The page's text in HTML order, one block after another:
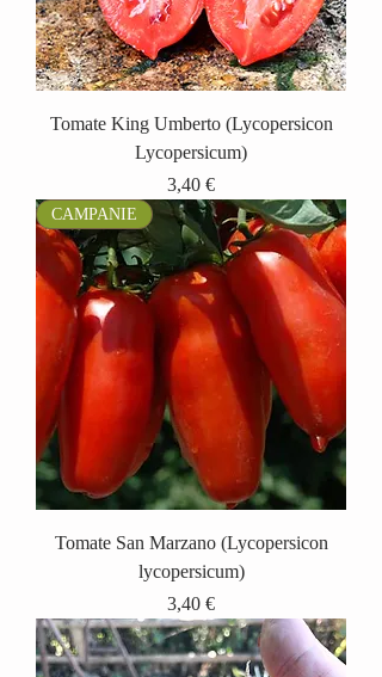
Tomate King Umberto (Lycopersicon
Lycopersicum)
Prix
3,40 €
CAMPANIE
Tomate San Marzano (Lycopersicon
lycopersicum)
Prix
3,40 €